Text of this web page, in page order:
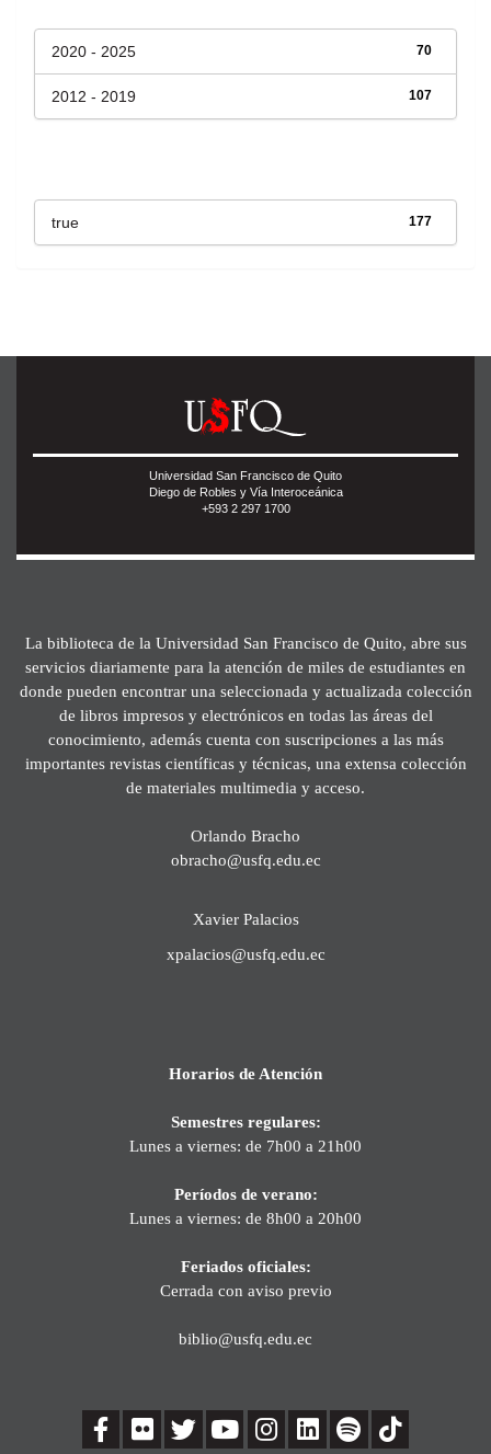
70
2020 - 2025
107
2012 - 2019
177
true
Universidad San Francisco de Quito
Diego de Robles y Vía Interoceánica
+593 2 297 1700
La biblioteca de la Universidad San Francisco de Quito, abre sus
servicios diariamente para la atención de miles de estudiantes en
donde pueden encontrar una seleccionada y actualizada colección
de libros impresos y electrónicos en todas las áreas del
conocimiento, además cuenta con suscripciones a las más
importantes revistas científicas y técnicas, una extensa colección
de materiales multimedia y acceso.
Orlando Bracho
obracho@usfq.edu.ec
Xavier Palacios
xpalacios@usfq.edu.ec
Horarios de Atención
Semestres regulares:
Lunes a viernes: de 7h00 a 21h00
Períodos de verano:
Lunes a viernes: de 8h00 a 20h00
Feriados oficiales:
Cerrada con aviso previo
biblio@usfq.edu.ec